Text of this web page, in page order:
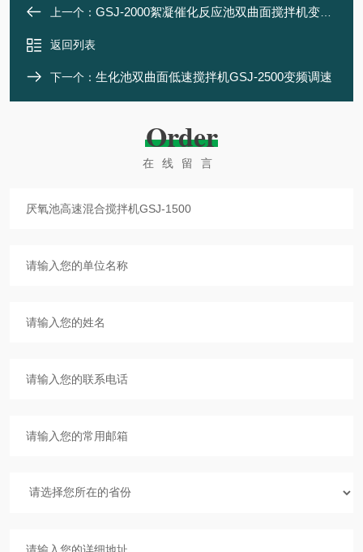
上一个： GSJ-2000絮凝催化反应池双曲面搅拌机变频电机
返回列表
下一个： 生化池双曲面低速搅拌机GSJ-2500变频调速
Order
在线留言